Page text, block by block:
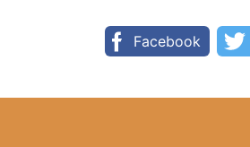
Facebook